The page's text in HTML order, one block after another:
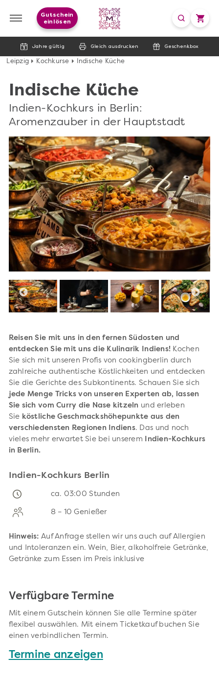
Jahre gültig Gleich ausdrucken Geschenkbox
Gutschein
einlösen
Leipzig Kochkurse Indische Küche
Indische Küche
Indien-Kochkurs in Berlin:
Aromenzauber in der Hauptstadt
Reisen Sie mit uns in den fernen Südosten und
entdecken Sie mit uns die Kulinarik Indiens! Kochen
Sie sich mit unseren Profis von cookingberlin durch
zahlreiche authentische Köstlichkeiten und entdecken
Sie die Gerichte des Subkontinents. Schauen Sie sich
jede Menge Tricks von unseren Experten ab, lassen
Sie sich vom Curry die Nase kitzeln und erleben
Sie köstliche Geschmackshöhepunkte aus den
verschiedensten Regionen Indiens. Das und noch
vieles mehr erwartet Sie bei unserem
Indien-Kochkurs
in Berlin.
Indien-Kochkurs Berlin
ca. 03:00 Stunden
8 – 10 Genießer
Hinweis: Auf Anfrage stellen wir uns auch auf Allergien
und Intoleranzen ein. Wein, Bier, alkoholfreie Getränke,
Getränke zum Essen im Preis inklusive
Verfügbare Termine
Mit einem Gutschein können Sie alle Termine später
flexibel auswählen. Mit einem Ticketkauf buchen Sie
einen verbindlichen Termin.
Termine anzeigen